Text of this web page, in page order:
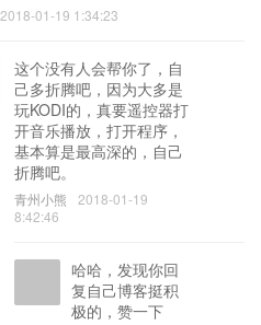
2018-01-19 1:34:23
这个没有人会帮你了，自
己多折腾吧，因为大多是
玩KODI的，真要遥控器打
开音乐播放，打开程序，
基本算是最高深的，自己
折腾吧。
青州小熊
2018-01-19
8:42:46
哈哈，发现你回
复自己博客挺积
极的，赞一下